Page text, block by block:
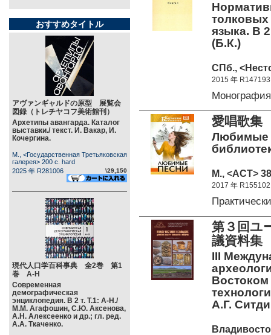
おすすめタイトル
アヴァンギャルドの原型 展覧会
図録（トレチヤコフ美術館刊）
Архетипы авангарда. Каталог
выставки./ текст. И. Вакар, И.
Кочергина.
М., <Государственная Третьяковская
галерея> 200 c. hard
2025 年 R281006
\29,150
現代人口学百科事典 全2巻 第1
巻 А-Н
Современная
демографическая
энциклопедия. В 2 т. Т.1: А-Н./
М.М. Агафошин, С.Ю. Аксенова,
А.Н. Алексеенко и др.; гл. ред.
А.А. Ткаченко.
толковых
языка. В
(Б.К.)
СПб.,
2015 年 R147193
愛唱歌集
Любимые
М., <АСТ>
2017 年 R155102
第３回ユ
議資料集
III
Востоком
А.Г.